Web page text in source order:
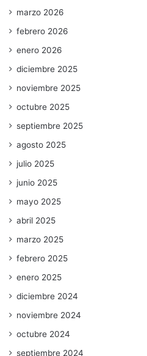
marzo 2026
febrero 2026
enero 2026
diciembre 2025
noviembre 2025
octubre 2025
septiembre 2025
agosto 2025
julio 2025
junio 2025
mayo 2025
abril 2025
marzo 2025
febrero 2025
enero 2025
diciembre 2024
noviembre 2024
octubre 2024
septiembre 2024